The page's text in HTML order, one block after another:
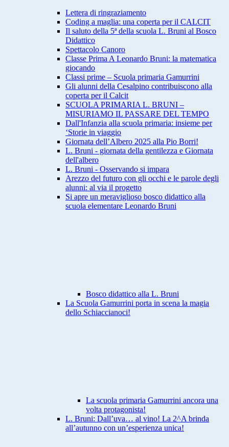
Lettera di ringraziamento
Coding a maglia: una coperta per il CALCIT
Il saluto della 5ª della scuola L. Bruni al Bosco
Didattico
Spettacolo Canoro
Classe Prima A Leonardo Bruni: la matematica
giocando
Classi prime – Scuola primaria Gamurrini
Gli alunni della Cesalpino contribuiscono alla
coperta per il Calcit
SCUOLA PRIMARIA L. BRUNI –
MISURIAMO IL PASSARE DEL TEMPO
Dall'Infanzia alla scuola primaria: insieme per
‘Storie in viaggio
Giornata dell’Albero 2025 alla Pio Borri!
L. Bruni - giornata della gentilezza e Giornata
dell'albero
L. Bruni - Osservando si impara
Arezzo del futuro con gli occhi e le parole degli
alunni: al via il progetto
Si apre un meraviglioso bosco didattico alla
scuola elementare Leonardo Bruni
Bosco didattico alla L. Bruni
La Scuola Gamurrini porta in scena la magia
dello Schiaccianoci!
La scuola primaria Gamurrini ancora una
volta protagonista!
L. Bruni: Dall’uva… al vino! La 2^A brinda
all’autunno con un’esperienza unica!